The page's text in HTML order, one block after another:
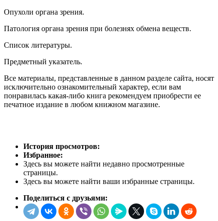
Опухоли органа зрения.
Патология органа зрения при болезнях обмена веществ.
Список литературы.
Предметный указатель.
Все материалы, представленные в данном разделе сайта, носят
исключительно ознакомительный характер, если вам
понравилась какая-либо книга рекомендуем приобрести ее
печатное издание в любом книжном магазине.
История просмотров:
Избранное:
Здесь вы можете найти недавно просмотренные
страницы.
Здесь вы можете найти ваши избранные страницы.
Поделиться с друзьями: